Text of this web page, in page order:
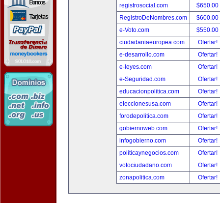
registrosocial.com
$650.00
RegistroDeNombres.com
$600.00
e-Voto.com
$550.00
ciudadaniaeuropea.com
Ofertar!
e-desarrollo.com
Ofertar!
e-leyes.com
Ofertar!
e-Seguridad.com
Ofertar!
educacionpolitica.com
Ofertar!
eleccionesusa.com
Ofertar!
forodepolitica.com
Ofertar!
gobiernoweb.com
Ofertar!
infogobierno.com
Ofertar!
politicaynegocios.com
Ofertar!
votociudadano.com
Ofertar!
zonapolitica.com
Ofertar!